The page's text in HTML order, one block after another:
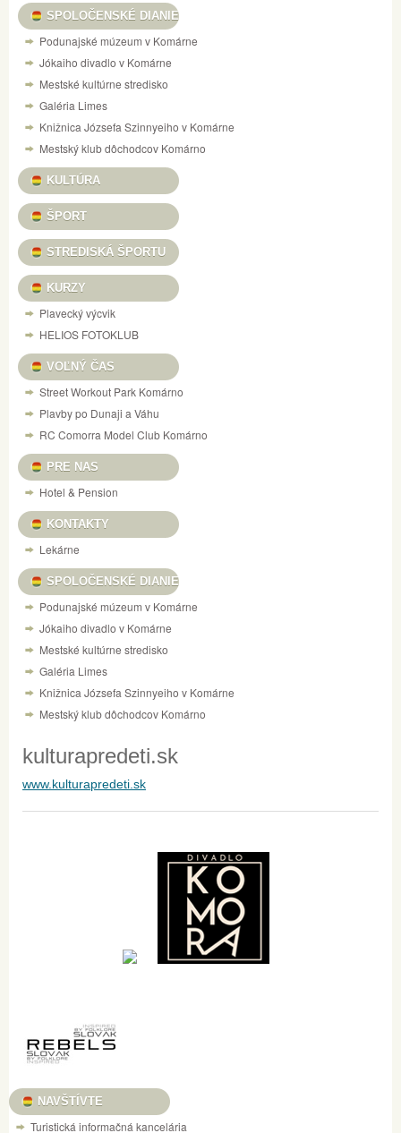
SPOLOČENSKÉ DIANIE
Podunajské múzeum v Komárne
Jókaiho divadlo v Komárne
Mestské kultúrne stredisko
Galéria Limes
Knižnica Józsefa Szinnyeiho v Komárne
Mestský klub dôchodcov Komárno
KULTÚRA
ŠPORT
STREDISKÁ ŠPORTU
KURZY
Plavecký výcvik
HELIOS FOTOKLUB
VOĽNÝ ČAS
Street Workout Park Komárno
Plavby po Dunaji a Váhu
RC Comorra Model Club Komárno
PRE NAS
Hotel & Pension
KONTAKTY
Lekárne
SPOLOČENSKÉ DIANIE
Podunajské múzeum v Komárne
Jókaiho divadlo v Komárne
Mestské kultúrne stredisko
Galéria Limes
Knižnica Józsefa Szinnyeiho v Komárne
Mestský klub dôchodcov Komárno
kulturapredeti.sk
www.kulturapredeti.sk
NAVŠTÍVTE
Turistická informačná kancelária